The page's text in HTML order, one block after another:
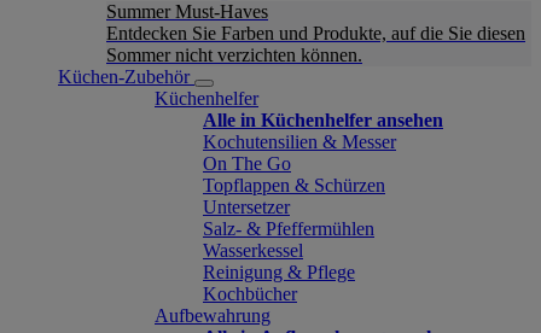
Summer Must-Haves
Entdecken Sie Farben und Produkte, auf die Sie diesen
Sommer nicht verzichten können.
Küchen-Zubehör
Küchenhelfer
Alle in Küchenhelfer ansehen
Kochutensilien & Messer
On The Go
Topflappen & Schürzen
Untersetzer
Salz- & Pfeffermühlen
Wasserkessel
Reinigung & Pflege
Kochbücher
Aufbewahrung